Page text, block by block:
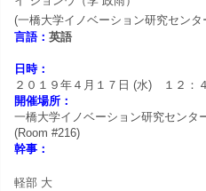
(一橋大学イノベーション研究セン
言語： 英語
日時：
２０１９年４ 月１７日 (水) １２：
開催場所：
一橋大学イノベーション研究センタ
(Room #216)
幹事：
軽部 大